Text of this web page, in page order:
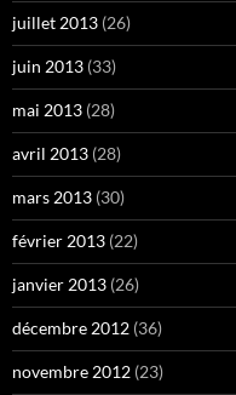
juillet 2013 (26)
juin 2013 (33)
mai 2013 (28)
avril 2013 (28)
mars 2013 (30)
février 2013 (22)
janvier 2013 (26)
décembre 2012 (36)
novembre 2012 (23)